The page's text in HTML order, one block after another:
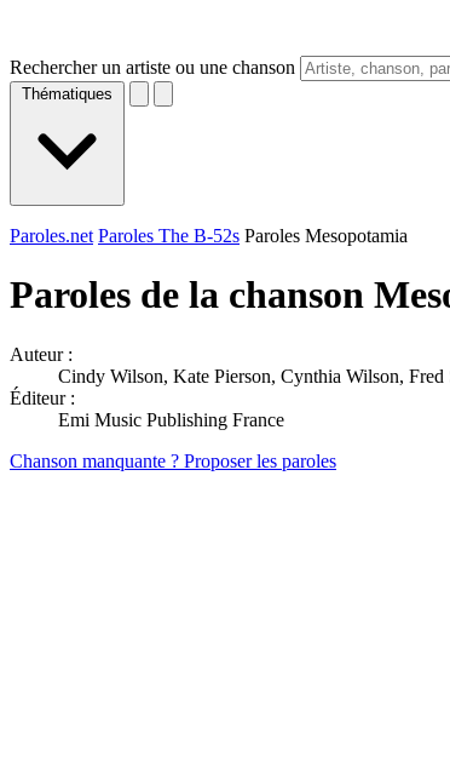
Rechercher un artiste ou une chanson
Thématiques
Paroles.net Paroles The B-52s Paroles Mesopotamia
Paroles de la chanson
Auteur :
Cindy Wilson, Kate Pierson, Cynthia Wilson,
Éditeur :
Emi Music Publishing France
Chanson manquante ? Proposer les paroles